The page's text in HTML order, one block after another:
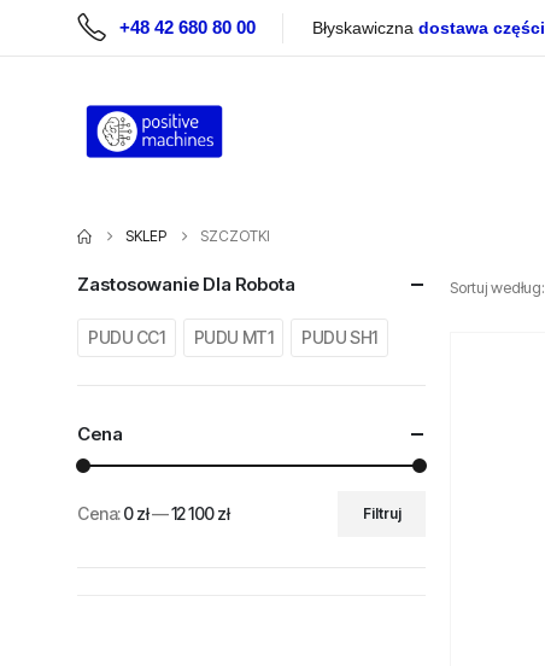
+48 42 680 80 00 Błyskawiczna dostawa
SKLEP SZCZOTKI
Sortuj według:
Zastosowanie Dla Robota
PUDU CC1 PUDU MT1 PUDU SH1
Cena
Filtruj
Cena:0 zł—12 100 zł